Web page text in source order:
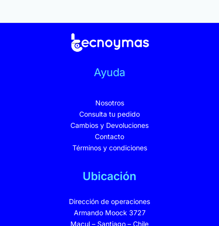
Ayuda
Nosotros
Consulta tu pedido
Cambios y Devoluciones
Contacto
Términos y condiciones
Ubicación
Dirección de operaciones
Armando Moock 3727
Macul – Santiago – Chile